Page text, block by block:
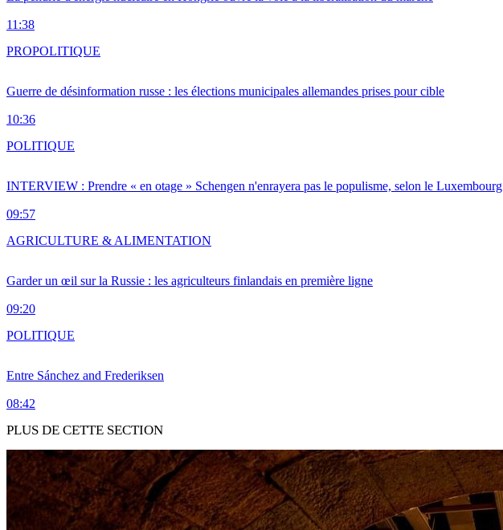
11:38
Guerre de désinformation russe : les élections municipales allemandes prises pour cible
10:36
PROPOLITIQUE
INTERVIEW : Prendre « en otage » Schengen n'enrayera pas le populisme, selon le Luxembourg
09:57
POLITIQUE
Garder un œil sur la Russie : les agriculteurs finlandais en première ligne
09:20
AGRICULTURE & ALIMENTATION
Entre Sánchez and Frederiksen
08:42
POLITIQUE
PLUS DE CETTE SECTION